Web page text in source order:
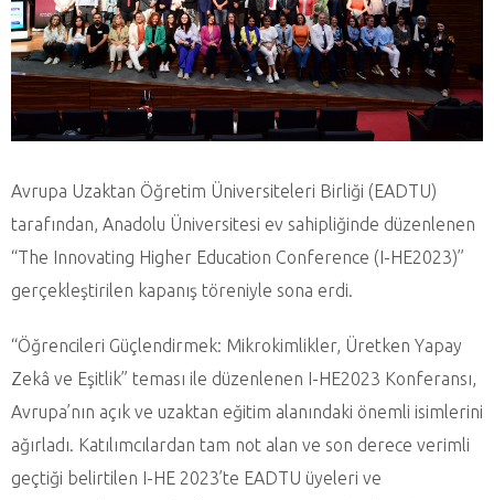
Avrupa Uzaktan Öğretim Üniversiteleri Birliği (EADTU)
tarafından, Anadolu Üniversitesi ev sahipliğinde düzenlenen
“The Innovating Higher Education Conference (I-HE2023)”
gerçekleştirilen kapanış töreniyle sona erdi.
“Öğrencileri Güçlendirmek: Mikrokimlikler, Üretken Yapay
Zekâ ve Eşitlik” teması ile düzenlenen I-HE2023 Konferansı,
Avrupa’nın açık ve uzaktan eğitim alanındaki önemli isimlerini
ağırladı. Katılımcılardan tam not alan ve son derece verimli
geçtiği belirtilen I-HE 2023’te EADTU üyeleri ve